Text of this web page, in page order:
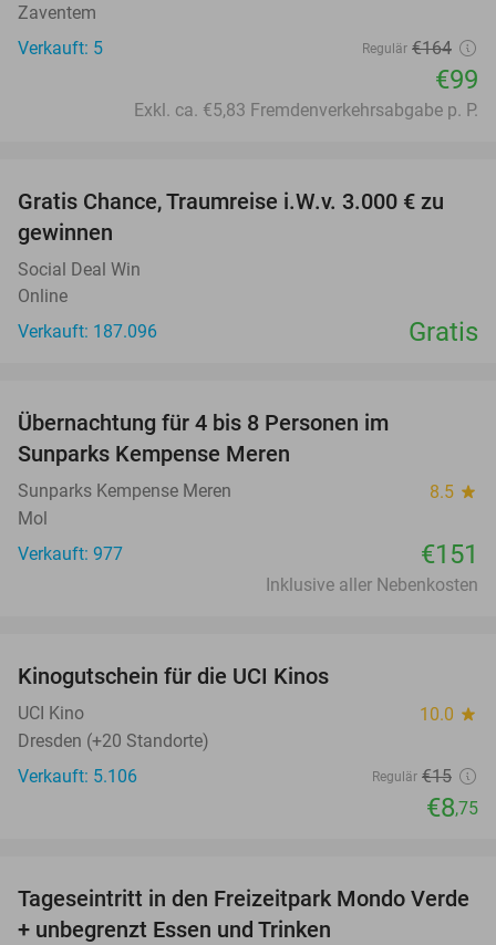
Zaventem
Verkauft: 5
Regulär €164
€99
Exkl. ca. €5,83 Fremdenverkehrsabgabe p. P.
Gratis Chance, Traumreise i.W.v. 3.000 € zu
gewinnen
Social Deal Win
Online
Verkauft: 187.096
Gratis
Übernachtung für 4 bis 8 Personen im
Sunparks Kempense Meren
Sunparks Kempense Meren 8.5 star
Mol
Verkauft: 977
€151
Inklusive aller Nebenkosten
Kinogutschein für die UCI Kinos
UCI Kino 10.0 star
Dresden (+20 Standorte)
Verkauft: 5.106
Regulär €15
€8,75
25%
Tageseintritt in den Freizeitpark Mondo Verde
+ unbegrenzt Essen und Trinken